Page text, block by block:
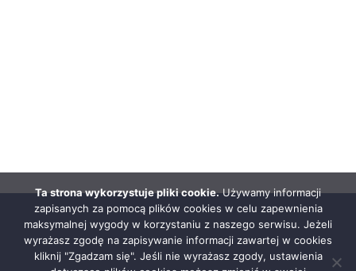
Ta strona wykorzystuje pliki cookie.Używamy informacji
zapisanych za pomocą plików cookies w celu zapewnienia
maksymalnej wygody w korzystaniu z naszego serwisu. Jeżeli
wyrażasz zgodę na zapisywanie informacji zawartej w cookies
kliknij "Zgadzam się". Jeśli nie wyrażasz zgody, ustawienia